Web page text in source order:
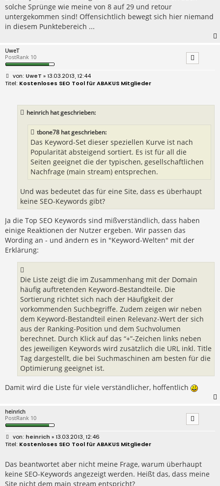
solche Sprünge wie meine von 8 auf 29 und retour
untergekommen sind! Offensichtlich bewegt sich hier niemand
in diesem Punktebereich ...
UweT
PostRank 10
B
e
UweT » 13.03.2013, 12:44
Kostenloses SEO Tool für ABAKUS Mitglieder
heinrich hat geschrieben:
tbone78 hat geschrieben:
Das Keyword-Set dieser speziellen Kurve ist nach
Popularität absteigend sortiert. Es ist für all die
Seiten geeignet die der typischen, gesellschaftlichen
Nachfrage (main stream) entsprechen.
Und was bedeutet das für eine Site, dass es überhaupt
keine SEO-Keywords gibt?
Ja die Top SEO Keywords sind mißverständlich, dass haben
einige Reaktionen der Nutzer ergeben. Wir passen das
Wording an - und ändern es in "Keyword-Welten" mit der
Erklärung:
Die Liste zeigt die im Zusammenhang mit der Domain
häufig auftretenden Keyword-Bestandteile. Die
Sortierung richtet sich nach der Häufigkeit der
vorkommenden Suchbegriffe. Zudem zeigen wir neben
dem Keyword-Bestandteil einen Relevanz-Wert der sich
aus der Ranking-Position und dem Suchvolumen
berechnet. Durch Klick auf das “+”-Zeichen links neben
des jeweiligen Keywords wird zusätzlich die URL inkl. Title
Tag dargestellt, die bei Suchmaschinen am besten für die
Optimierung geeignet ist.
Damit wird die Liste für viele verständlicher, hoffentlich
heinrich
PostRank 10
B
e
r
a
g
heinrich » 13.03.2013, 12:46
Kostenloses SEO Tool für ABAKUS Mitglieder
Das beantwortet aber nicht meine Frage, warum überhaupt
keine SEO-Keywords angezeigt werden. Heißt das, dass meine
Site nicht dem main stream entspricht?